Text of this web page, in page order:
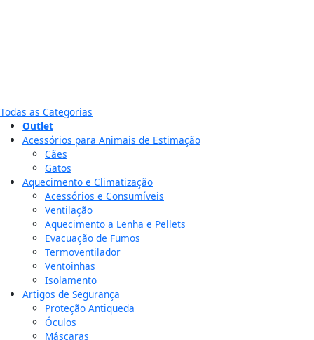
Todas as Categorias
Outlet
Acessórios para Animais de Estimação
Cães
Gatos
Aquecimento e Climatização
Acessórios e Consumíveis
Ventilação
Aquecimento a Lenha e Pellets
Evacuação de Fumos
Termoventilador
Ventoinhas
Isolamento
Artigos de Segurança
Proteção Antiqueda
Óculos
Máscaras